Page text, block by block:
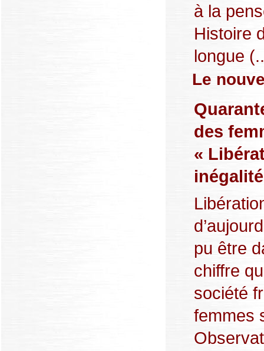
à la
Histoire
longue
Le
des
«
pu être
chiffre
société
femmes